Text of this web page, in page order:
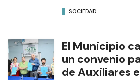
SOCIEDAD
El Municipio
un convenio
de Auxiliares